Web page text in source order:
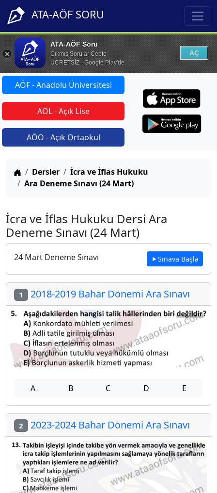
ATA-AÖF SORU
ATA-AÖF Soru
Çıkmış Sorular Cepte
ÜCRETSİZ - Google Play'de
AÇ
AÖF - Anadolu Üniversitesi
AÖL - Açık Lise
AÖO - Açık Ortaokul
Anasayfa
Dersler
İcra ve İflas Hukuku
Ara Deneme Sınavı (24 Mart)
İcra ve İflas Hukuku Dersi Ara
Deneme Sınavı (24 Mart)
24 Mart Deneme Sınavı Sınava Başla
1 2018-2019 Bahar Dönemi Ara Sınavı
A B C D E
2 2023-2024 Bahar Dönemi Ara Sınavı